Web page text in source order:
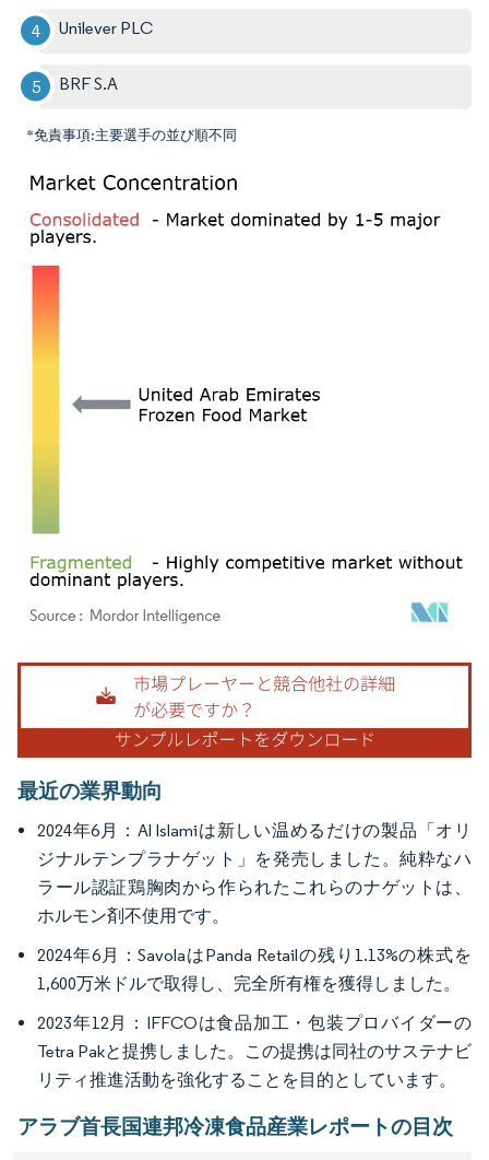
Unilever PLC
BRF S.A
*免責事項:主要選手の並び順不同
画像 © Mordor Intelligence。再利用にはCC BY 4.0の表示が必要です。
最近の業界動向
2024年6月：Al Islamiは新しい温めるだけの製品「オリ
ジナルテンプラナゲット」を発売しました。純粋なハ
ラール認証鶏胸肉から作られたこれらのナゲットは、
ホルモン剤不使用です。
2024年6月：SavolaはPanda Retailの残り1.13%の株式を
1,600万米ドルで取得し、完全所有権を獲得しました。
2023年12月：IFFCOは食品加工・包装プロバイダーの
Tetra Pakと提携しました。この提携は同社のサステナビ
リティ推進活動を強化することを目的としています。
アラブ首長国連邦冷凍食品産業レポートの目次